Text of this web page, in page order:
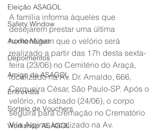
Eleição ASAGOL
Safety Window
Auxílio Mútuo
Depoimentos
Amigo da ASAGOL
Entrevista
Sorteio de Vouchers
Workshop ASAGOL
A família informa àqueles que
desejarem prestar uma última
homenagem que o velório será
realizado a partir das 17h desta sexta-
feira (23/06) no Cemitério do Araçá,
localizado na Av. Dr. Arnaldo, 666,
Cerqueira César, São Paulo-SP. Após o
velório, no sábado (24/06), o corpo
seguirá para cremação no Crematório
Vila Alpina, localizado na Av.